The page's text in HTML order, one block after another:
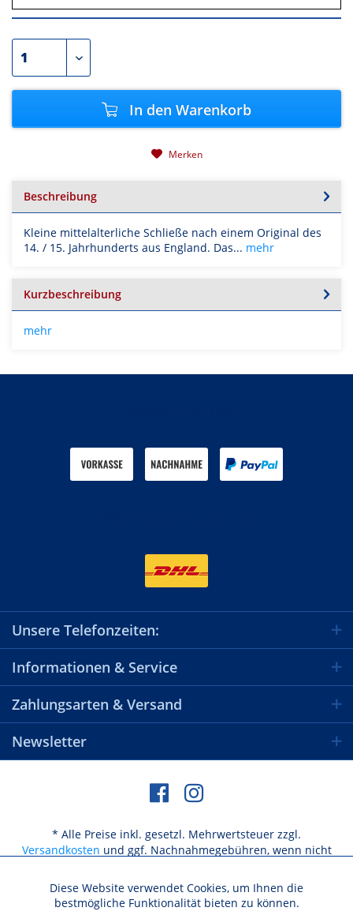
In den Warenkorb
Merken
Beschreibung
Kleine mittelalterliche Schließe nach einem Original des
14. / 15. Jahrhunderts aus England. Das... mehr
Kurzbeschreibung
mehr
Unsere Telefonzeiten:
Informationen & Service
Zahlungsarten & Versand
Newsletter
* Alle Preise inkl. gesetzl. Mehrwertsteuer zzgl.
Versandkosten und ggf. Nachnahmegebühren, wenn nicht
Funktionale
Aktiv
Diese Website verwendet Cookies, um Ihnen die
bestmögliche Funktionalität bieten zu können.